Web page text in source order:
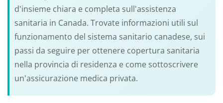
d'insieme chiara e completa sull'assistenza
sanitaria in Canada. Trovate informazioni utili sul
funzionamento del sistema sanitario canadese, sui
passi da seguire per ottenere copertura sanitaria
nella provincia di residenza e come sottoscrivere
un'assicurazione medica privata.